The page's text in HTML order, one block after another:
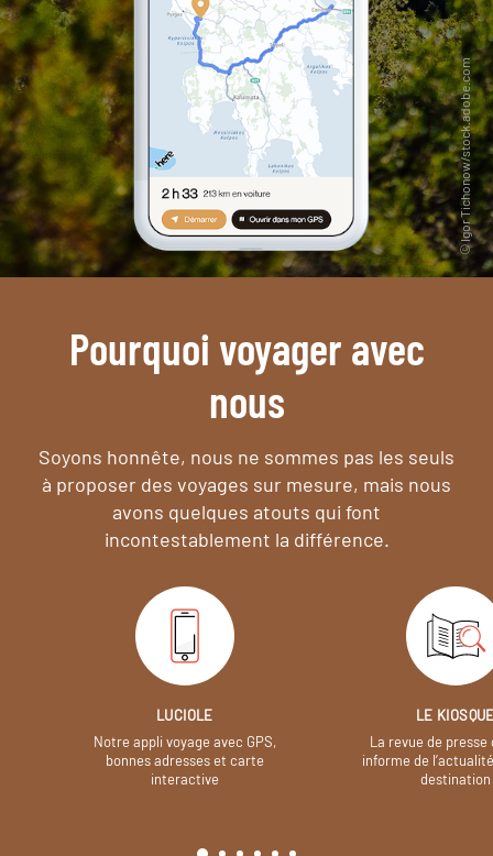
Pourquoi voyager avec
nous
Soyons honnête, nous ne sommes pas les seuls
à proposer des voyages sur mesure, mais nous
avons quelques atouts qui font
incontestablement la différence.
LUCIOLE
Notre appli voyage avec GPS,
bonnes adresses et carte
interactive
LE
La revue de presse
informe de
destination